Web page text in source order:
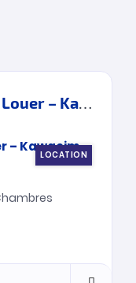
Appartement Meublé A Louer – Kawacim – Tanger
LOCATION